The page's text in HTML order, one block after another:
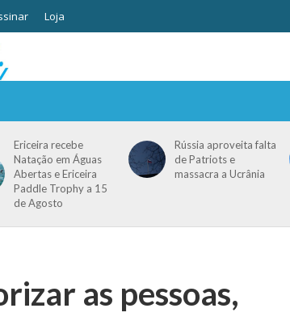
Loja
Ericeira recebe
Natação em Águas
Abertas e Ericeira
Paddle Trophy a 15
de Agosto
Rússia aproveita falta
de Patriots e
massacra a Ucrânia
as pessoas,